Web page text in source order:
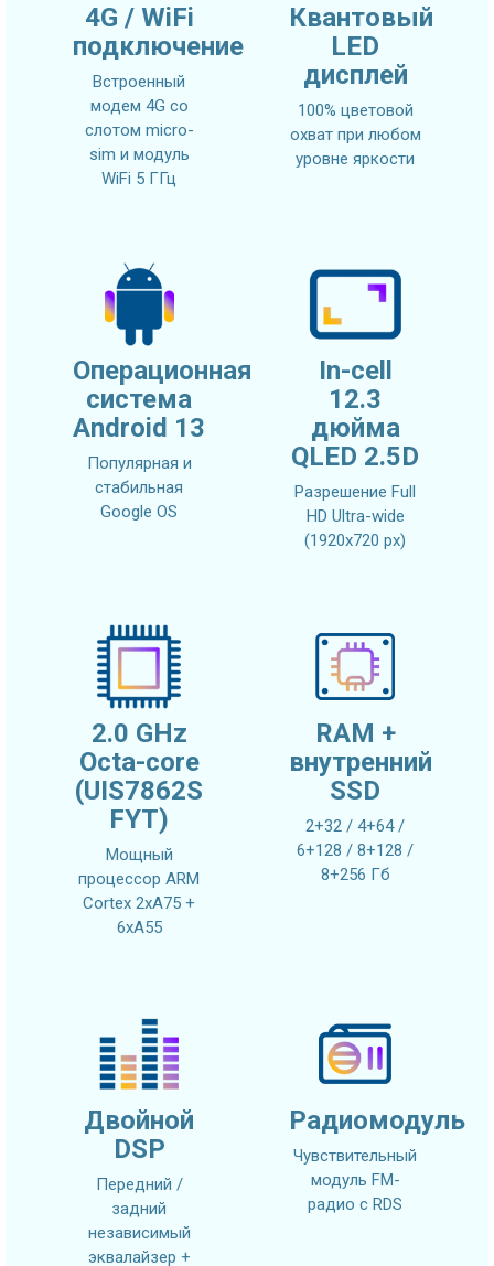
4G / WiFi
подключение
Встроенный
модем 4G со
слотом micro-
sim и модуль
WiFi 5 ГГц
Квантовый
LED
дисплей
100% цветовой
охват при любом
уровне яркости
Операционная
система
Android 13
Популярная и
стабильная
Google OS
In-cell
12.3
дюйма
QLED 2.5D
Разрешение Full
HD Ultra-wide
(1920x720 px)
2.0 GHz
Octa-core
(UIS7862S
FYT)
Мощный
процессор ARM
Cortex 2xA75 +
6xA55
RAM +
внутренний
SSD
2+32 / 4+64 /
6+128 / 8+128 /
8+256 Гб
Двойной
DSP
Передний /
задний
независимый
эквалайзер +
Радиомодуль
Чувствительный
модуль FM-
радио с RDS